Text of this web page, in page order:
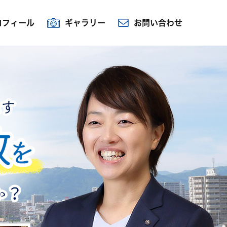
フィール ギャラリー お問い合わせ